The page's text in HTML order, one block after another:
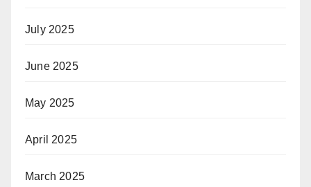
July 2025
June 2025
May 2025
April 2025
March 2025